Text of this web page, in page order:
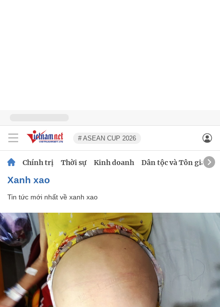
# ASEAN CUP 2026
Chính trị Thời sự Kinh doanh Dân tộc và Tôn giáo
xanh xao
Tin tức mới nhất về xanh xao